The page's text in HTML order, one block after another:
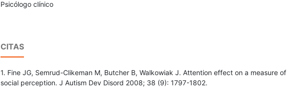
Psicólogo clínico
CITAS
1. Fine JG, Semrud-Clikeman M, Butcher B, Walkowiak J. Attention effect on a measure of
social perception. J Autism Dev Disord 2008; 38 (9): 1797-1802.